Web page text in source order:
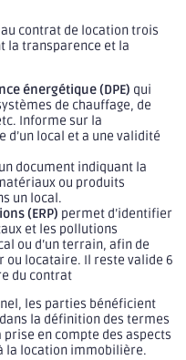
contrat de location trois
la transparence et la
énergétique (DPE) qui
de chauffage, de
Informe sur la
local et a une validité
document indiquant la
ou produits
un local.
(ERP) permet d’identifier
et les pollutions
ou d’un terrain, afin de
ou locataire. Il reste valide 6
du contrat
les parties bénéficient
la définition des termes
en compte des aspects
la location immobilière.